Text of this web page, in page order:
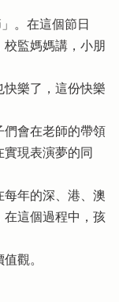
。在這個節日
監媽媽講，小朋
樂了，這份快樂
會在老師的帶領
實現表演夢的同
年的深、港、澳
在這個過程中，孩
觀。